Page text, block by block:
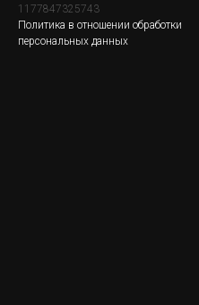
1177847325743
Политика в отношении обработки
персональных данных